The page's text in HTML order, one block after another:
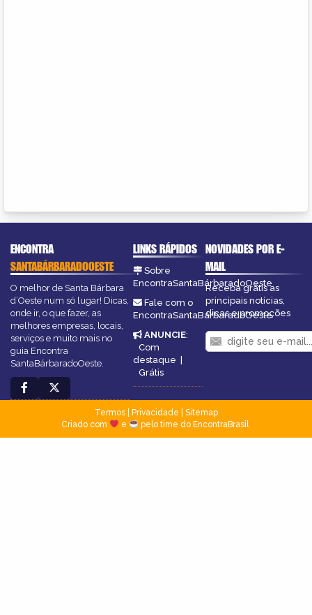
ENCONTRA
SANTABÁRBARADOOESTE
O melhor de Santa Bárbara
d’Oeste num só lugar! Dicas,
onde ir, o que fazer, as
melhores empresas, locais,
serviços e muito mais no
guia Encontra
SantaBárbaradoOeste.
LINKS RÁPIDOS
Sobre
EncontraSantaBárbaradoOeste
Fale com o
EncontraSantaBárbaradoOeste
ANUNCIE:
Com
destaque |
Grátis
NOVIDADES POR E-
MAIL
Receba grátis as
principais notícias,
dicas e promoções
Termos| Privacidade
Sitemap
Criado com
e pelo time do EncontraBrasil